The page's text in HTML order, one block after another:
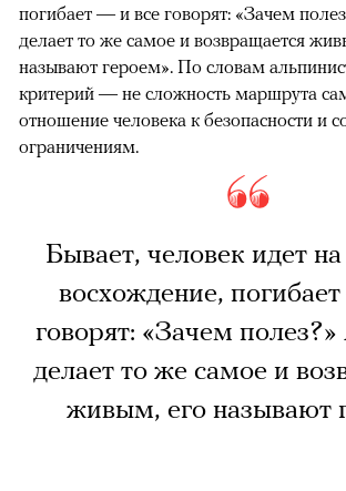
погибает — и все говорят: «Зачем
делает то же самое и возвращается
называют героем». По словам
критерий — не сложность маршрута
отношение человека к безопасности и
ограничениям.
Бывает, человек идет
восхождение,
говорят: «Зачем
делает то же самое и
живым, его называют